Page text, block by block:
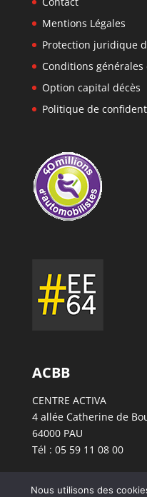
Mentions Légales
Protection juridique
Conditions générales
Option capital décès
Politique de
ACBB
CENTRE ACTIVA
4 allée Catherine de
64000 PAU
Tél : 05 59 11 08 00
Nous utilisons des